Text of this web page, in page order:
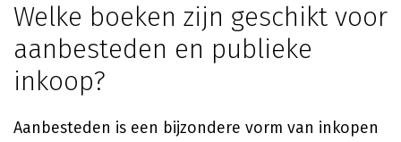
Welke boeken zijn geschikt voor
aanbesteden en publieke
inkoop?
Aanbesteden is een bijzondere vorm van inkopen